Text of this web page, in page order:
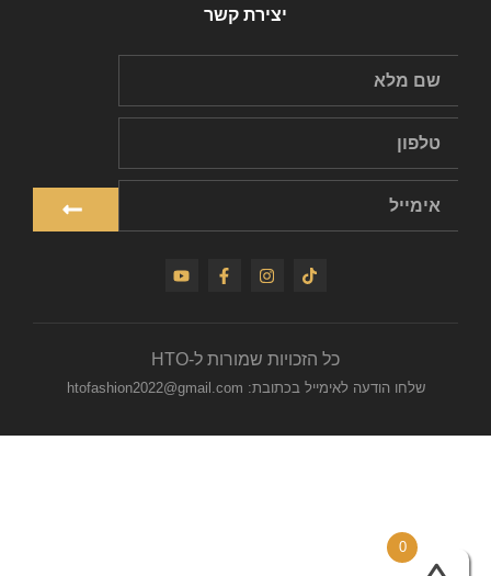
יצירת קשר
כל הזכויות שמורות ל-HTO
שלחו הודעה לאימייל בכתובת: htofashion2022@gmail.com
0